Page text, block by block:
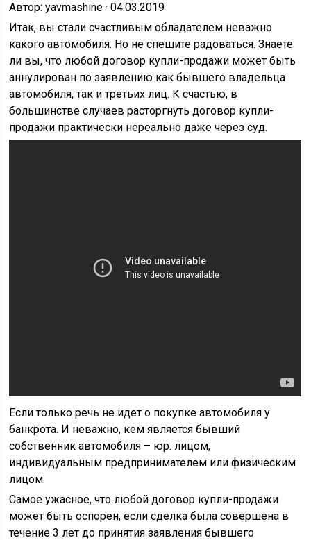
Автор: yavmashine · 04.03.2019
Итак, вы стали счастливым обладателем неважно
какого автомобиля. Но не спешите радоваться. Знаете
ли вы, что любой договор купли-продажи может быть
аннулирован по заявлению как бывшего владельца
автомобиля, так и третьих лиц. К счастью, в
большинстве случаев расторгнуть договор купли-
продажи практически нереально даже через суд.
Если только речь не идет о покупке автомобиля у
банкрота. И неважно, кем является бывший
собственник автомобиля – юр. лицом,
индивидуальным предпринимателем или физическим
лицом.
Самое ужасное, что любой договор купли-продажи
может быть оспорен, если сделка была совершена в
течение 3 лет до принятия заявления бывшего